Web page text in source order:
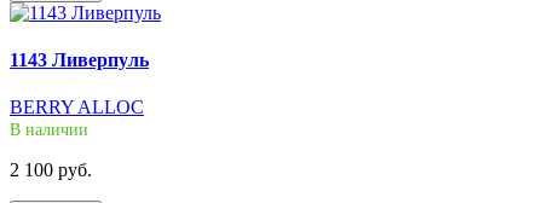
1143 Ливерпуль
BERRY ALLOC
В наличии
2 100 руб.